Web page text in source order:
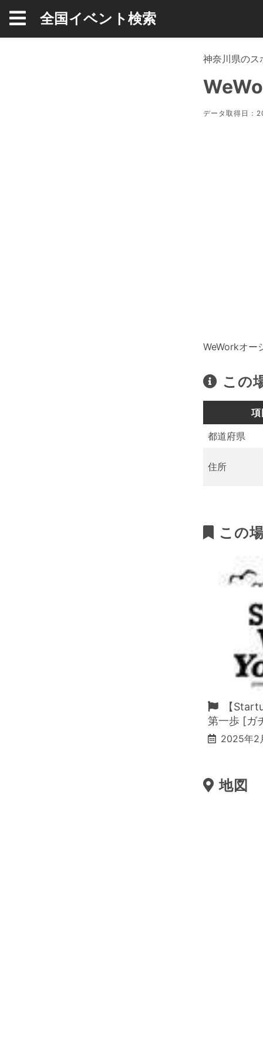
全国イベント検索
神奈川県のス
データ取得日：
WeWorkオー
この
項
都道府県
住所
この
【
第一歩 [ガ
2025年2
地図